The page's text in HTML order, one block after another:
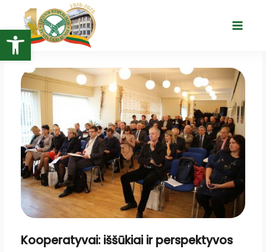
Open toolbar
turinio
Main
Kooperatyvai: iššūkiai ir perspektyvos